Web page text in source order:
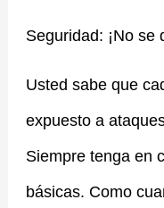
Seguridad: ¡No se
Usted sabe que
expuesto a
Siempre tenga en
básicas. Como